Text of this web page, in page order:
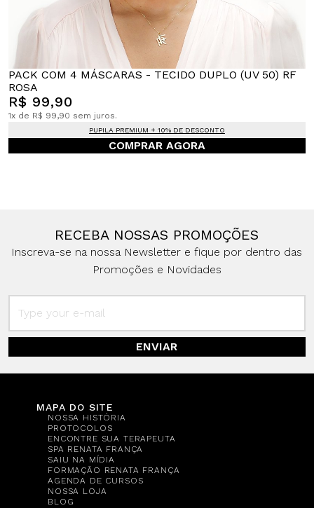
PACK COM 4 MÁSCARAS - TECIDO DUPLO (UV 50) RF
ROSA
R$ 99,90
1x de R$ 99,90 sem juros.
PUPILA PREMIUM + 10% DE DESCONTO
COMPRAR AGORA
RECEBA NOSSAS PROMOÇÕES
Inscreva-se na nossa Newsletter e fique por dentro das
Promoções e Novidades
ENVIAR
MAPA DO SITE
NOSSA HISTÓRIA
PROTOCOLOS
ENCONTRE SUA TERAPEUTA
SPA RENATA FRANÇA
SAIU NA MÍDIA
FORMAÇÃO RENATA FRANÇA
AGENDA DE CURSOS
NOSSA LOJA
BLOG